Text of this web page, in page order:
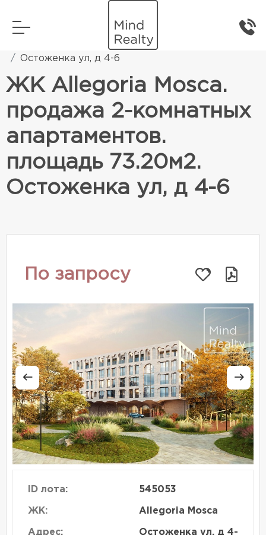
Элитная жилая недвижимость
Остоженка ул, д 4-6
ЖК Allegoria Mosca.
продажа 2-комнатных
апартаментов.
площадь 73.20м2.
Остоженка ул, д 4-6
По запросу
ID лота: 545053
ЖК: Allegoria Mosca
Адрес:
Остоженка ул, д 4-